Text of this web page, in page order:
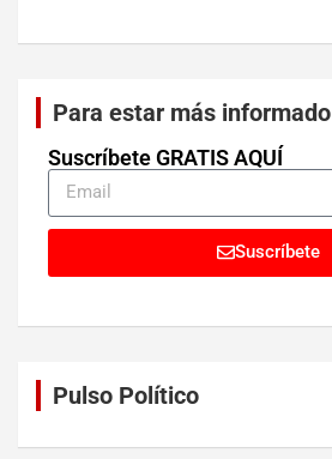
Para estar más informado
Suscríbete GRATIS AQUÍ
Suscríbete
Pulso Político